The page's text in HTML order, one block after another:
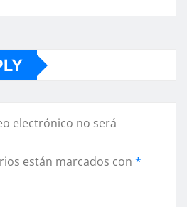
electrónico no será
están marcados con *